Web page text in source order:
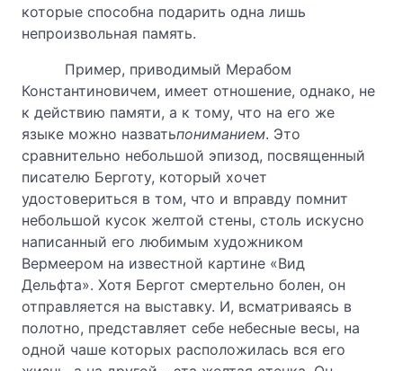
которые способна подарить одна лишь
непроизвольная память.
Пример, приводимый Мерабом
Константиновичем, имеет отношение, однако, не
к действию памяти, а к тому, что на его же
языке можно назватьпониманием. Это
сравнительно небольшой эпизод, посвященный
писателю Берготу, который хочет
удостовериться в том, что и вправду помнит
небольшой кусок желтой стены, столь искусно
написанный его любимым художником
Вермеером на известной картине «Вид
Дельфта». Хотя Бергот смертельно болен, он
отправляется на выставку. И, всматриваясь в
полотно, представляет себе небесные весы, на
одной чаше которых расположилась вся его